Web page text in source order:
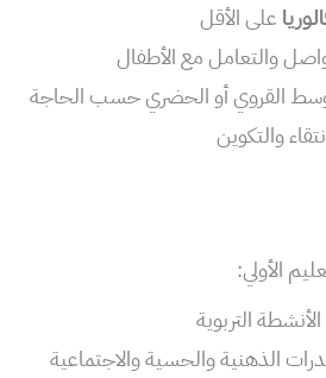
على الأقل
والتعامل مع الأطفال
القروي أو الحضري حسب الحاجة
والتكوين
الأولي:
التربوية
الذهنية والحسية والاجتماعية